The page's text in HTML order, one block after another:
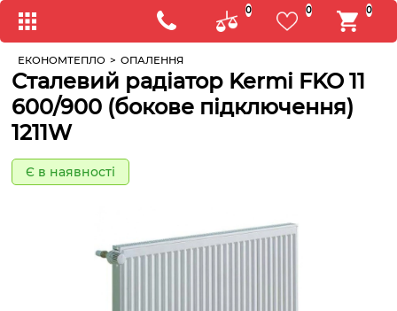
0 0 0
ЕКОНОМТЕПЛО > ОПАЛЕННЯ
Сталевий радіатор Kermi FKO 11
600/900 (бокове підключення)
1211W
Є в наявності